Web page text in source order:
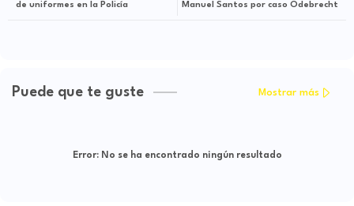
Manuel Santos por caso Odebrecht
de uniformes en la Policía
Puede que te guste Mostrar más
Error:No se ha encontrado ningún resultado